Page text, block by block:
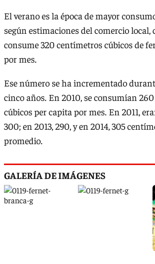
El verano es la época de mayor
según estimaciones del comercio local,
consume 320 centímetros cúbicos de
por mes.
Ese número se ha incrementado
cinco años. En 2010, se consumían
cúbicos per capita por mes. En 2011,
300; en 2013, 290, y en 2014, 305
promedio.
GALERÍA DE IMÁGENES